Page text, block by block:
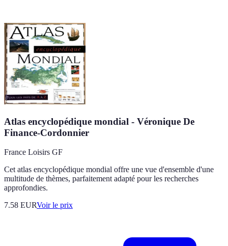
Atlas encyclopédique mondial - Véronique De
Finance-Cordonnier
France Loisirs GF
Cet atlas encyclopédique mondial offre une vue d'ensemble d'une
multitude de thèmes, parfaitement adapté pour les recherches
approfondies.
7.58 EURVoir le prix